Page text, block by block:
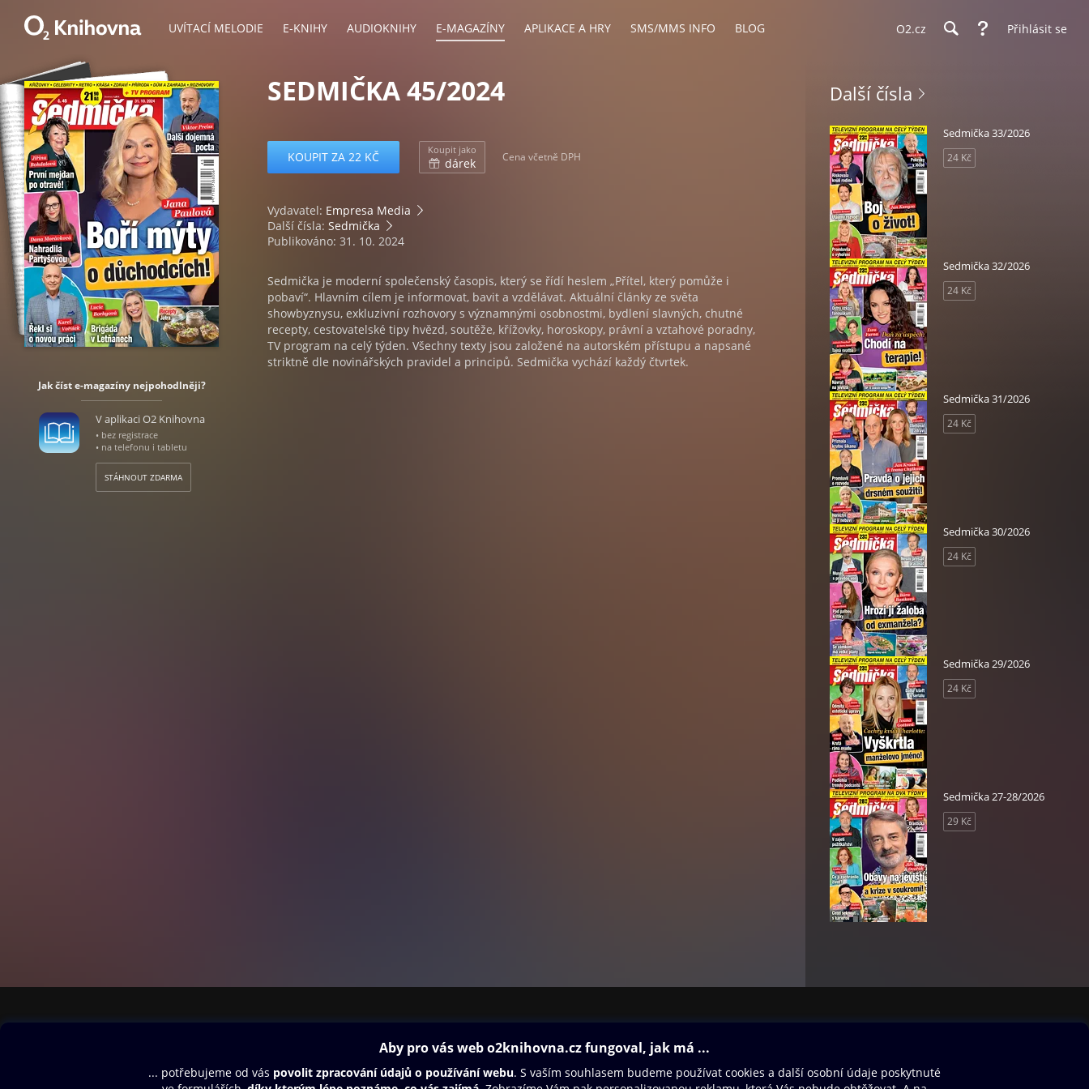
UVÍTACÍ MELODIE E-KNIHY AUDIOKNIHY E-MAGAZÍNY APLIKACE A HRY SMS/MMS INFO BLOG O2.cz Přihlásit se
Jak číst e-magazíny nejpohodlněji?
V aplikaci O2 Knihovna
• bez registrace
• na telefonu i tabletu
STÁHNOUT ZDARMA
SEDMIČKA 45/2024
KOUPIT ZA 22 KČ Koupit jako
dárek Cena včetně DPH
Vydavatel: Empresa Media
Další čísla: Sedmička
Publikováno: 31. 10. 2024
Sedmička je moderní společenský časopis, který se řídí heslem „Přítel, který pomůže i
pobaví“. Hlavním cílem je informovat, bavit a vzdělávat. Aktuální články ze světa
showbyznysu, exkluzivní rozhovory s významnými osobnostmi, bydlení slavných, chutné
recepty, cestovatelské tipy hvězd, soutěže, křížovky, horoskopy, právní a vztahové poradny,
TV program na celý týden. Všechny texty jsou založené na autorském přístupu a napsané
striktně dle novinářských pravidel a principů. Sedmička vychází každý čtvrtek.
Další čísla
Sedmička 33/2026
24 Kč
Sedmička 32/2026
24 Kč
Sedmička 31/2026
24 Kč
Sedmička 30/2026
24 Kč
Sedmička 29/2026
24 Kč
Sedmička 27-28/2026
29 Kč
Aplikace a hry
Dárkový poukaz
Oneplay Originály